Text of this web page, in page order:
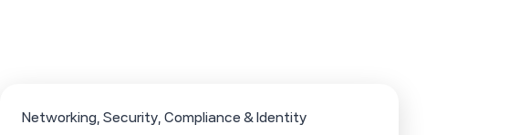
Networking Security, Compliance & Identity